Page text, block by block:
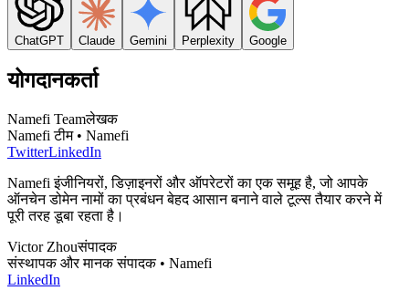
ChatGPT Claude Gemini Perplexity Google
योगदानकर्ता
Namefi Teamलेखक
Namefi टीम • Namefi
TwitterLinkedIn
Namefi इंजीनियरों, डिज़ाइनरों और ऑपरेटरों का एक समूह है, जो आपके
ऑनचेन डोमेन नामों का प्रबंधन बेहद आसान बनाने वाले टूल्स तैयार करने में
पूरी तरह डूबा रहता है।
Victor Zhouसंपादक
संस्थापक और मानक संपादक • Namefi
LinkedIn